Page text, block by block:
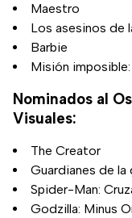
Maestro
Los asesinos de
Barbie
Misión
Nominados al
Visuales:
The Creator
Guardianes de la
Spider-Man:
Godzilla: Minus